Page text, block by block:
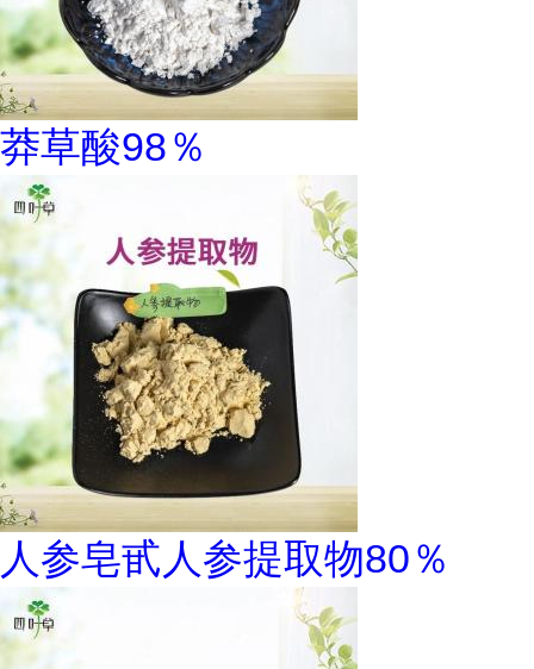
莽草酸98％
人参皂甙人参提取物80％